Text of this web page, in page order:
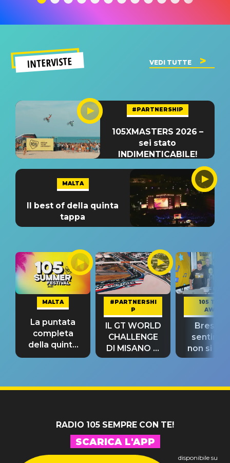
INTERVISTE VEDI TUTTE
#PARTNERSHIP
105XMASTERS 2026 –
sei stato
INDIMENTICABILE!
MALTA
Il best of della quinta
tappa
MALTA
La puntata
completa
della quinta
tappa
#PARTNERSHI
P
IL GT WORLD
CHALLENGE
DI MISANO si
riconferma
105 TAKE
AWAY
Bresh:
non si
fino alla
RADIO 105 SEMPRE CON TE!
SCARICA L'APP
disponibile su